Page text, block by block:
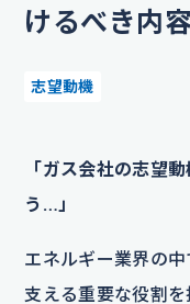
けるべき内
志望動機
「ガス会社の志望
う…」
エネルギー業界の
支える重要な役割